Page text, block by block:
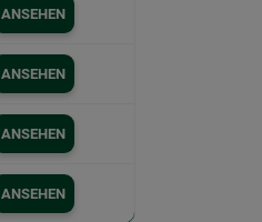
ANSEHEN
ANSEHEN
ANSEHEN
ANSEHEN